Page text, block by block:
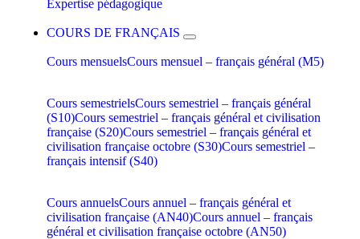
Expertise pédagogique
COURS DE FRANÇAIS
Cours mensuelsCours mensuel – français général (M5)
Cours semestrielsCours semestriel – français général
(S10)Cours semestriel – français général et civilisation
française (S20)Cours semestriel – français général et
civilisation française octobre (S30)Cours semestriel –
français intensif (S40)
Cours annuelsCours annuel – français général et
civilisation française (AN40)Cours annuel – français
général et civilisation française octobre (AN50)